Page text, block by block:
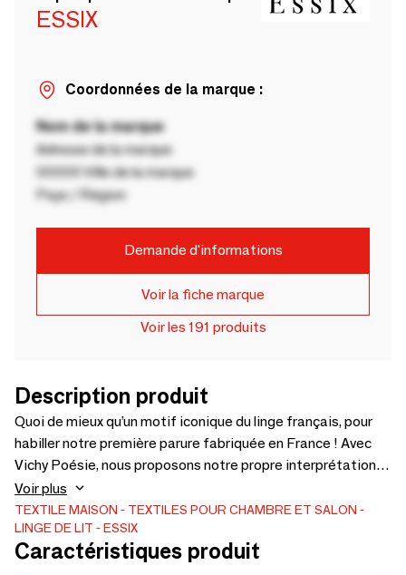
ESSIX
Coordonnées de la marque :
Nom de la marque
Adresse de la marque
00000 Ville de la marque
Pays / Région
Demande d'informations
Voir la fiche marque
Voir les 191 produits
Description produit
Quoi de mieux qu’un motif iconique du linge français, pour
habiller notre première parure fabriquée en France ! Avec
Vichy Poésie, nous proposons notre propre interprétation
de ce carreau populaire. Peint à main levée, à la gouache
façon brush, le motif se pare d’un effet patiné qui lui donne
un caractère unique et authentique. Un décor travaillé dans
des tonalités beiges réconfortantes, qui s’associe
Voir plus
TEXTILE MAISON
TEXTILES POUR CHAMBRE ET SALON
LINGE DE LIT
ESSIX
Caractéristiques produit